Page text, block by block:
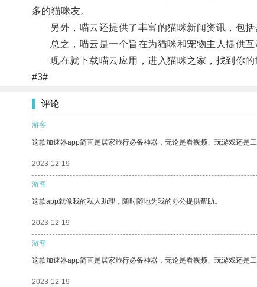
多的猫咪友。
另外，喵云还提供了丰富的猫咪新闻资讯，包括
总之，喵云是一个旨在为猫咪和宠物主人提供互
现在就下载喵云应用，进入猫咪之家，找到你的
#3#
评论
游客
这款加速器app简直是居家旅行必备神器，无论是看视频、玩游戏还是
2023-12-19
游客
这款app就像我的私人助理，随时随地为我的办公提供帮助。
2023-12-19
游客
这款加速器app简直是居家旅行必备神器，无论是看视频、玩游戏还是
2023-12-19